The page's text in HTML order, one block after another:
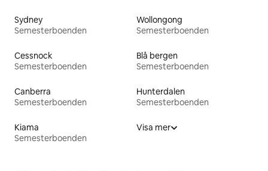
Sydney
Semesterboenden
Wollongong
Semesterboenden
Cessnock
Semesterboenden
Blå bergen
Semesterboenden
Canberra
Semesterboenden
Hunterdalen
Semesterboenden
Kiama
Semesterboenden
Visa mer